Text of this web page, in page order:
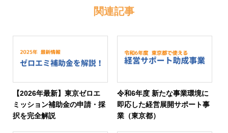
関連記事
【2026年最新】東京ゼロエ
ミッション補助金の申請・採
択を完全解説
令和6年度 新たな事業環境に
即応した経営展開サポート事
業（東京都）